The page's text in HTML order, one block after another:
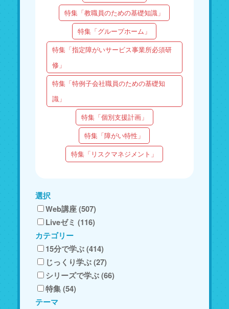
特集「教職員のための基礎知識」
特集「グループホーム」
特集「指定障がいサービス事業所必須研
修」
特集「特例子会社職員のための基礎知
識」
特集「個別支援計画」
特集「障がい特性」
特集「リスクマネジメント」
選択
Web講座 (507)
Liveゼミ (116)
カテゴリー
15分で学ぶ (414)
じっくり学ぶ (27)
シリーズで学ぶ (66)
特集 (54)
テーマ